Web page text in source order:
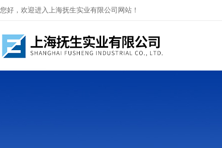
您好，欢迎进入上海抚生实业有限公司网站！